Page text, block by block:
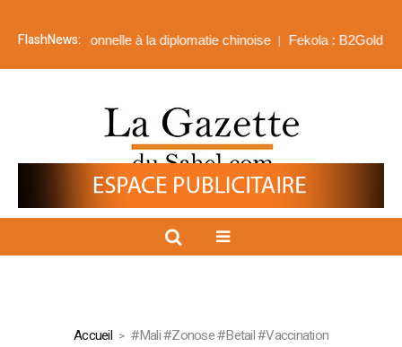
FlashNews:
personnelle à la diplomatie chinoise Fekola : B2Gold
Accueil #Mali #Zonose #Betail #Vaccination